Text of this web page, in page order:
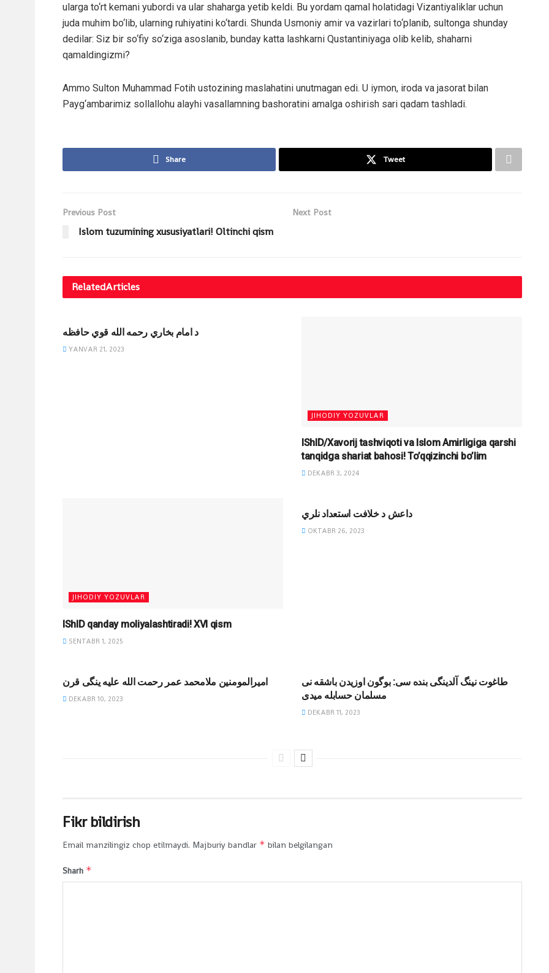
ularga to‘rt kemani yubordi va ular shaharga yetib keldi. Bu yordam qamal holatidagi Vizantiyaliklar uchun
juda muhim bo‘lib, ularning ruhiyatini ko‘tardi. Shunda Usmoniy amir va vazirlari to‘planib, sultonga shunday
dedilar: Siz bir so‘fiy so‘ziga asoslanib, bunday katta lashkarni Qustantiniyaga olib kelib, shaharni
qamaldingizmi?
Ammo Sulton Muhammad Fotih ustozining maslahatini unutmagan edi. U iymon, iroda va jasorat bilan
Payg‘ambarimiz sollallohu alayhi vasallamning bashoratini amalga oshirish sari qadam tashladi.
Share Tweet
Previous Post
Islom tuzumining xususiyatlari! Oltinchi qism
Next Post
RelatedArticles
د امام بخاري رحمه الله قوي حافظه
YANVAR 21, 2023
JIHODIY YOZUVLAR
IShID/Xavorij tashviqoti va Islom Amirligiga qarshi
tanqidga shariat bahosi! To’qqizinchi bo’lim
DEKABR 3, 2024
JIHODIY YOZUVLAR
IShID qanday moliyalashtiradi! XVI qism
SENTABR 1, 2025
داعش د خلافت استعداد نلري
OKTABR 26, 2023
امیرالمومنین ملامحمد عمر رحمت الله علیه ینگی قرن
DEKABR 10, 2023
طاغوت نینگ آلدینگی بنده سی: بوگون اوزیدن باشقه نی
مسلمان حسابله میدی
DEKABR 11, 2023
Fikr bildirish
Email manzilingiz chop etilmaydi. Majburiy bandlar * bilan belgilangan
Sharh *